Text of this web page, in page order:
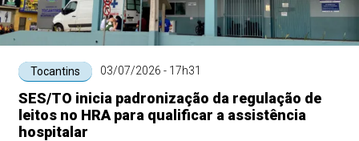
Tocantins 03/07/2026 - 17h31
SES/TO inicia padronização da regulação de
leitos no HRA para qualificar a assistência
hospitalar